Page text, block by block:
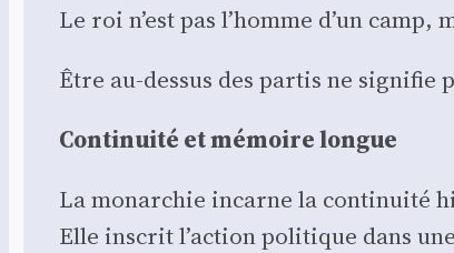
Le roi n’est pas l’homme d’un
Être au-des­sus des par­tis ne signi­fie
Conti­nui­té et mémoire longue
La monar­chie incarne la conti­nui­té
Elle ins­crit l’action poli­tique dans